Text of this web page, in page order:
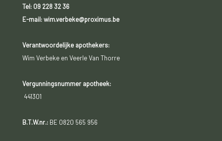
Tel: 09 228 32 36
E-mail: wim.verbeke@proximus.be
Verantwoordelijke apothekers:
Wim Verbeke en Veerle Van Thorre
Vergunningsnummer apotheek:
441301
B.T.W.nr.:BE 0820 565 956